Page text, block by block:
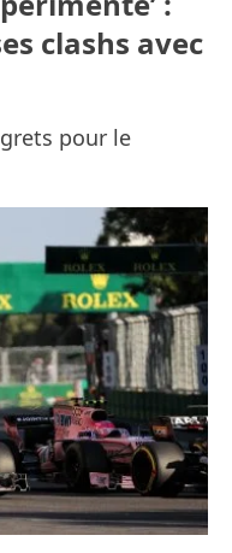
clashs avec
pour le